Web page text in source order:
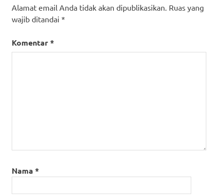
Alamat email Anda tidak akan dipublikasikan. Ruas yang
wajib ditandai *
Komentar*
Nama *